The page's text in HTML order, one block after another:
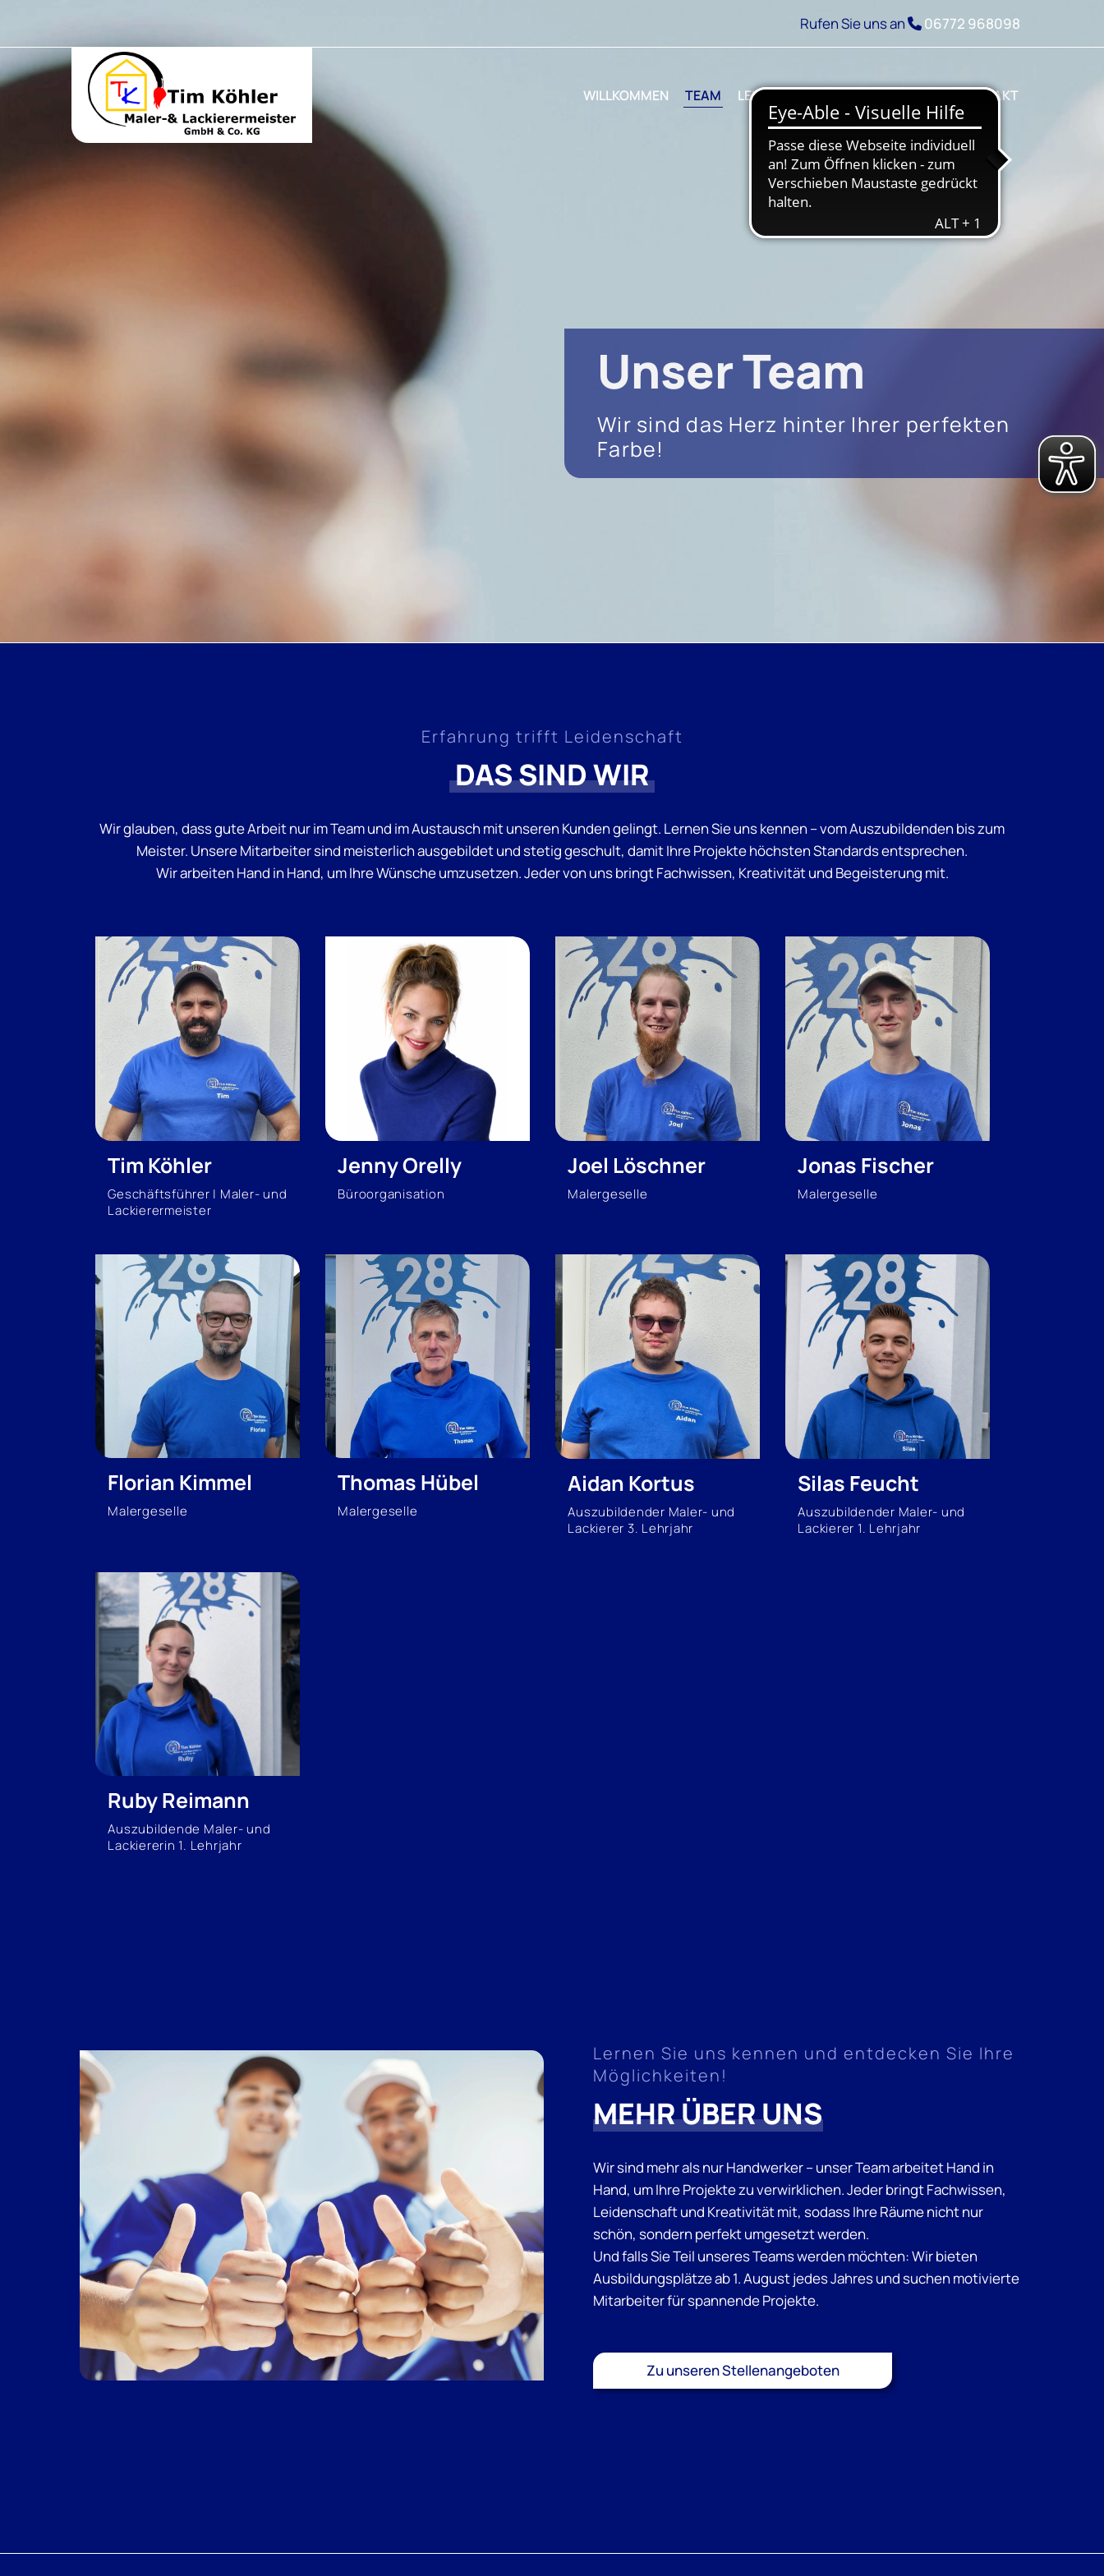
Rufen Sie uns an  06772 968098
WILLKOMMEN TEAM LEISTUNGEN GALERIE JOBS KONTAKT
Unser Team
Wir sind das Herz hinter Ihrer perfekten
Farbe!
Erfahrung trifft Leidenschaft
DAS SIND WIR
Wir glauben, dass gute Arbeit nur im Team und im Austausch mit unseren Kunden gelingt. Lernen Sie uns kennen – vom Auszubildenden bis zum
Meister. Unsere Mitarbeiter sind meisterlich ausgebildet und stetig geschult, damit Ihre Projekte höchsten Standards entsprechen.
Wir arbeiten Hand in Hand, um Ihre Wünsche umzusetzen. Jeder von uns bringt Fachwissen, Kreativität und Begeisterung mit.
Tim Köhler
Geschäftsführer | Maler- und
Lackierermeister
Jenny Orelly
Büroorganisation
Joel Löschner
Malergeselle
Jonas Fischer
Malergeselle
Florian Kimmel
Malergeselle
Thomas Hübel
Malergeselle
Aidan Kortus
Auszubildender Maler- und
Lackierer 3. Lehrjahr
Silas Feucht
Auszubildender Maler- und
Lackierer 1. Lehrjahr
Ruby Reimann
Auszubildende Maler- und
Lackiererin 1. Lehrjahr
Lernen Sie uns kennen und entdecken Sie Ihre
Möglichkeiten!
MEHR ÜBER UNS
Wir sind mehr als nur Handwerker – unser Team arbeitet Hand in
Hand, um Ihre Projekte zu verwirklichen. Jeder bringt Fachwissen,
Leidenschaft und Kreativität mit, sodass Ihre Räume nicht nur
schön, sondern perfekt umgesetzt werden.
Und falls Sie Teil unseres Teams werden möchten: Wir bieten
Ausbildungsplätze ab 1. August jedes Jahres und suchen motivierte
Mitarbeiter für spannende Projekte.
Zu unseren Stellenangeboten